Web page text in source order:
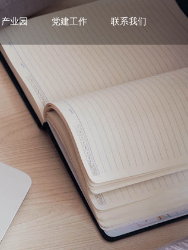
产业园 党建工作 联系我们